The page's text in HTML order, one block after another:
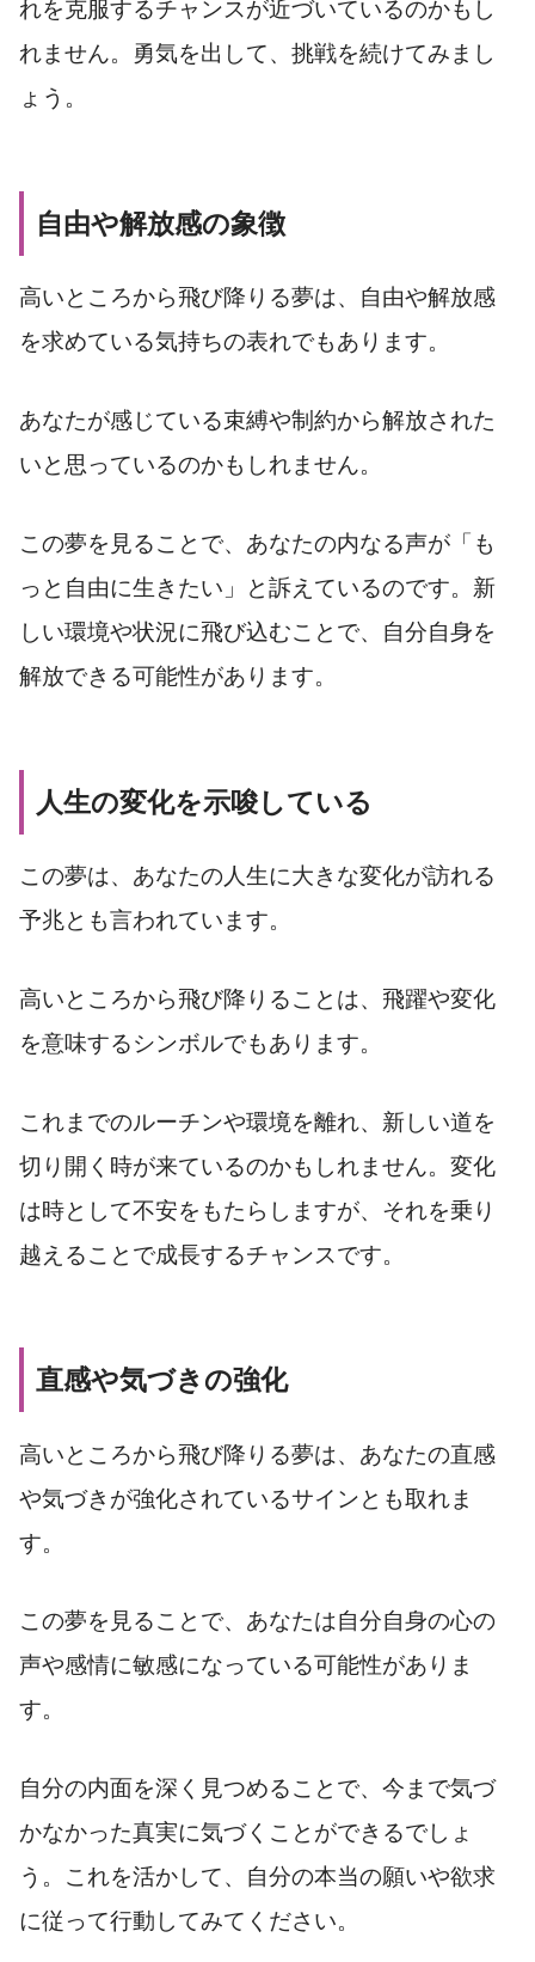
れを克服するチャンスが近づいているのかもし
れません。勇気を出して、挑戦を続けてみまし
ょう。
自由や解放感の象徴
高いところから飛び降りる夢は、自由や解放感
を求めている気持ちの表れでもあります。
あなたが感じている束縛や制約から解放された
いと思っているのかもしれません。
この夢を見ることで、あなたの内なる声が「も
っと自由に生きたい」と訴えているのです。新
しい環境や状況に飛び込むことで、自分自身を
解放できる可能性があります。
人生の変化を示唆している
この夢は、あなたの人生に大きな変化が訪れる
予兆とも言われています。
高いところから飛び降りることは、飛躍や変化
を意味するシンボルでもあります。
これまでのルーチンや環境を離れ、新しい道を
切り開く時が来ているのかもしれません。変化
は時として不安をもたらしますが、それを乗り
越えることで成長するチャンスです。
直感や気づきの強化
高いところから飛び降りる夢は、あなたの直感
や気づきが強化されているサインとも取れま
す。
この夢を見ることで、あなたは自分自身の心の
声や感情に敏感になっている可能性がありま
す。
自分の内面を深く見つめることで、今まで気づ
かなかった真実に気づくことができるでしょ
う。これを活かして、自分の本当の願いや欲求
に従って行動してみてください。